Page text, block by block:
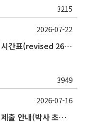
3215
2026학년도 2학기 보건대학원 강의시간표(revised 260803)(2026 2nd SEMESTER SNU GSPH TIMETABLE)
3949
2026-07-22
2026학년도 2학기 논문작성계획서 제출 안내(박사 초심 일정 포함)_Thesis Proposal
2026-07-16